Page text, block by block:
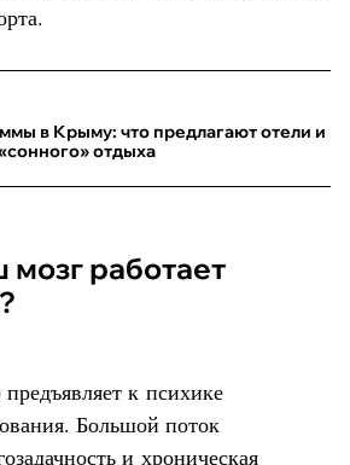
в Крыму: что предлагают отели и
отдыха
к психике
Большой поток
и хроническая